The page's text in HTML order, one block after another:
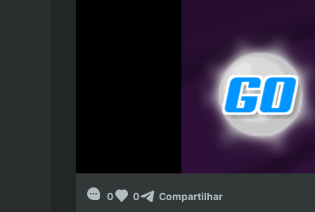
0 0 Compartilhar